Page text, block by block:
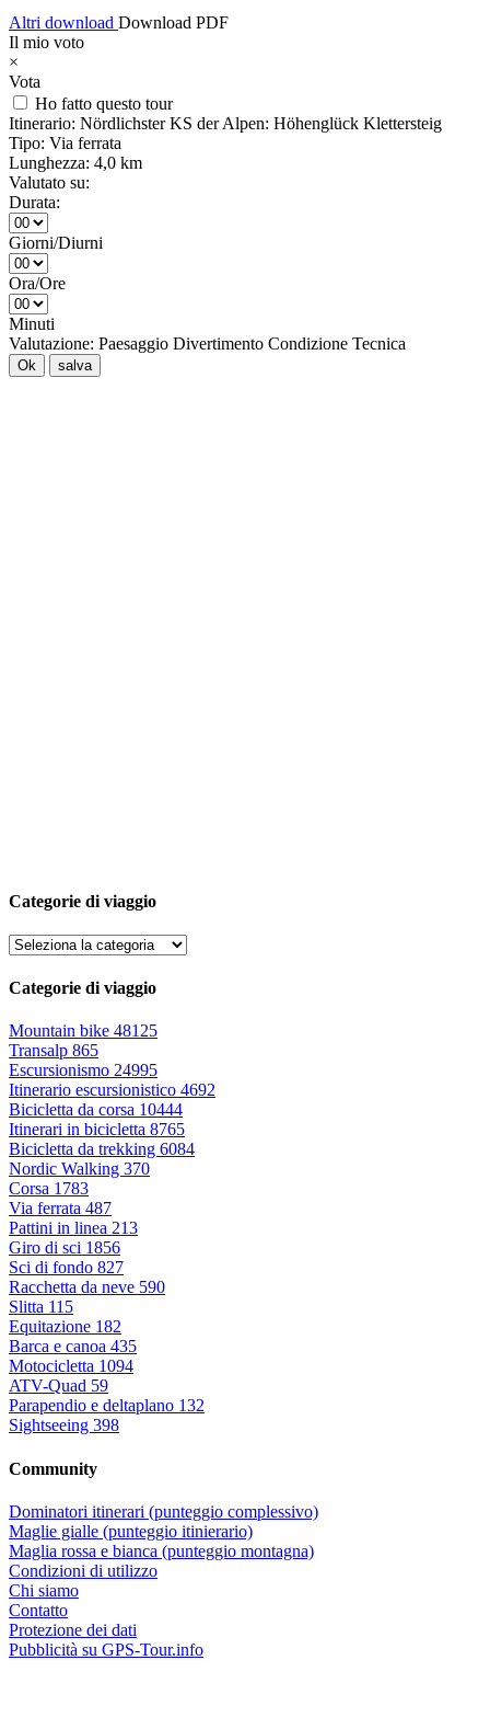
Altri download Download PDF
Il mio voto
×
Vota
Ho fatto questo tour
Itinerario: Nördlichster KS der Alpen: Höhenglück Klettersteig
Tipo: Via ferrata
Lunghezza: 4,0 km
Valutato su:
Durata:
Giorni/Diurni
Ora/Ore
Minuti
Valutazione: Paesaggio Divertimento Condizione Tecnica
Ok salva
Categorie di viaggio
Categorie di viaggio
Mountain bike 48125
Transalp 865
Escursionismo 24995
Itinerario escursionistico 4692
Bicicletta da corsa 10444
Itinerari in bicicletta 8765
Bicicletta da trekking 6084
Nordic Walking 370
Corsa 1783
Via ferrata 487
Pattini in linea 213
Giro di sci 1856
Sci di fondo 827
Racchetta da neve 590
Slitta 115
Equitazione 182
Barca e canoa 435
Motocicletta 1094
ATV-Quad 59
Parapendio e deltaplano 132
Sightseeing 398
Community
Dominatori itinerari (punteggio complessivo)
Maglie gialle (punteggio itinierario)
Maglia rossa e bianca (punteggio montagna)
Condizioni di utilizzo
Chi siamo
Contatto
Protezione dei dati
Pubblicità su GPS-Tour.info